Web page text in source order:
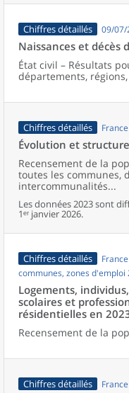
Chiffres détaillés 09/07/
Naissances et décès
État civil – Résultats
départements,
Chiffres détaillés
Évolution et
Recensement de la
toutes les communes,
intercommunalités...
Les données 2023 sont
1ᵉʳ janvier 2026.
Chiffres détaillés
communes, zones d'emploi
Logements,
scolaires et
résidentielles en
Recensement de la
Chiffres détaillés